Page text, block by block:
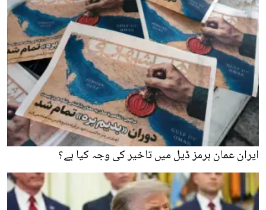
ایران عمان ہرمز ڈیل میں تاخیر کی وجہ کیا ہے؟